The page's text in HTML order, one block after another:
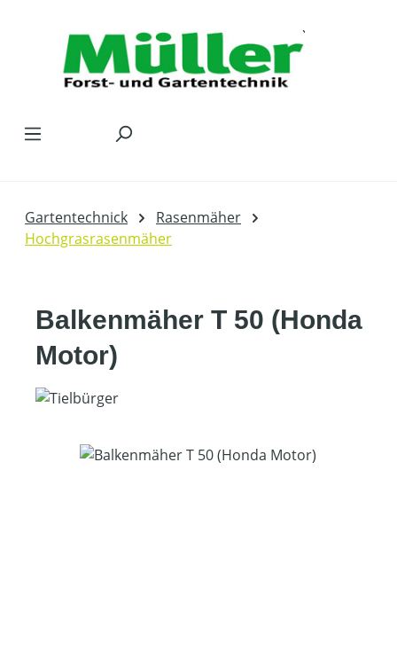
Gartentechnick
Rasenmäher
Hochgrasrasenmäher
Balkenmäher T 50 (Honda
Motor)
Bildergalerie überspringen